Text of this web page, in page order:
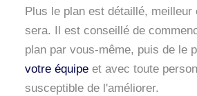
Plus le plan est détaillé,
sera. Il est conseillé de
plan par vous-même, puis de le
votre équipe et avec toute
susceptible de l'améliorer.